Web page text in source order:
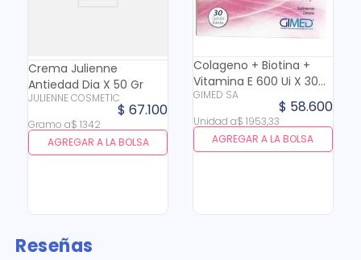
Crema Julienne
Antiedad Dia X 50 Gr
JULIENNE COSMETIC
$ 67.100
Gramo a$ 1342
AGREGAR A LA BOLSA
Colageno + Biotina +
Vitamina E 600 Ui X 30
Cap
GIMED SA
$ 58.600
Unidad a$ 1953,33
AGREGAR A LA BOLSA
Reseñas